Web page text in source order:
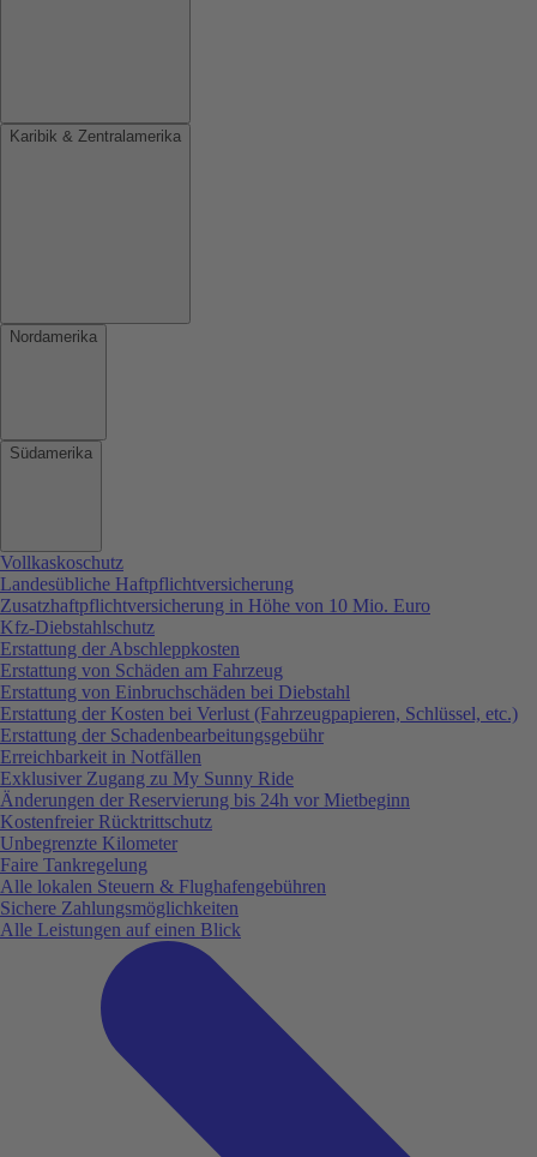
Karibik & Zentralamerika
Nordamerika
Südamerika
Vollkaskoschutz
Landesübliche Haftpflichtversicherung
Zusatzhaftpflichtversicherung in Höhe von 10 Mio. Euro
Kfz-Diebstahlschutz
Erstattung der Abschleppkosten
Erstattung von Schäden am Fahrzeug
Erstattung von Einbruchschäden bei Diebstahl
Erstattung der Kosten bei Verlust (Fahrzeugpapieren, Schlüssel, etc.)
Erstattung der Schadenbearbeitungsgebühr
Erreichbarkeit in Notfällen
Exklusiver Zugang zu My Sunny Ride
Änderungen der Reservierung bis 24h vor Mietbeginn
Kostenfreier Rücktrittschutz
Unbegrenzte Kilometer
Faire Tankregelung
Alle lokalen Steuern & Flughafengebühren
Sichere Zahlungsmöglichkeiten
Alle Leistungen auf einen Blick